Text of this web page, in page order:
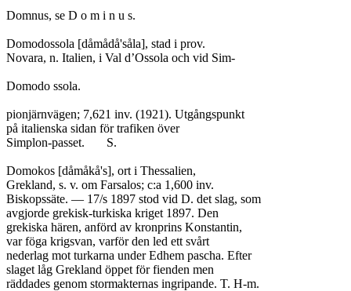
Domnus, se D o m i n u s.
Domodossola [dåmådå'såla], stad i prov.
Novara, n. Italien, i Val d’Ossola och vid Sim-
Domodo ssola.
pionjärnvägen; 7,621 inv. (1921). Utgångspunkt
på italienska sidan för trafiken över
Simplon-passet.	S.
Domokos [dåmåkå's], ort i Thessalien,
Grekland, s. v. om Farsalos; c:a 1,600 inv.
Biskopssäte. — 17/s 1897 stod vid D. det slag, som
avgjorde grekisk-turkiska kriget 1897. Den
grekiska hären, anförd av kronprins Konstantin,
var föga krigsvan, varför den led ett svårt
nederlag mot turkarna under Edhem pascha. Efter
slaget låg Grekland öppet för fienden men
räddades genom stormakternas ingripande. T. H-m.